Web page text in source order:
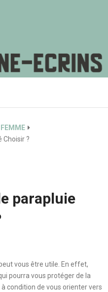
Choisir ?
parapluie
vous être utile. En effet,
pourra vous protéger de la
condition de vous orienter vers